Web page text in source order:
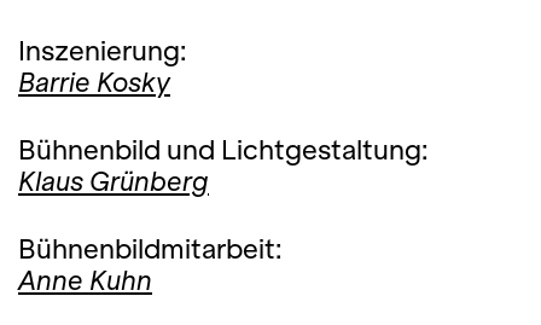
Inszenierung:
Barrie Kosky
Bühnenbild und Lichtgestaltung:
Klaus Grünberg
Bühnenbildmitarbeit:
Anne Kuhn